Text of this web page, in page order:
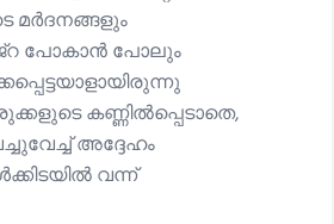
മർദനങ്ങളും
പോകാന്‍ പോലും
കണ്ണില്‍പ്പെടാതെ,
വന്ന്